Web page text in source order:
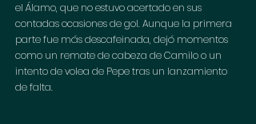
el Álamo, que no estuvo acertado en sus
contadas ocasiones de gol. Aunque la primera
parte fue más descafeinada, dejó momentos
como un remate de cabeza de Camilo o un
intento de volea de Pepe tras un lanzamiento
de falta.